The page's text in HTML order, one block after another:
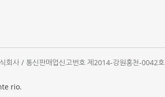
회사 / 통신판매업신고번호 제2014-강원홍천-0042호
rio.